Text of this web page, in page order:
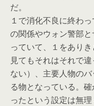
だ。
１で消化不良に終わ
の関係やウォン警部
っていて、１をあり
見てもそれはそれで
ない）、主要人物の
る物となっている。
ったという設定は無